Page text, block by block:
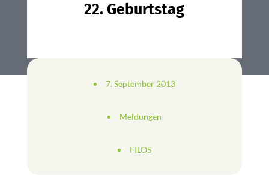
22. Geburtstag
7. September 2013
Meldungen
FILOS